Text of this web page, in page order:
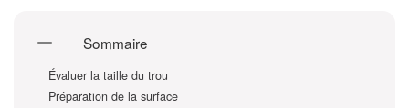
Sommaire
Évaluer la taille du trou
Préparation de la surface